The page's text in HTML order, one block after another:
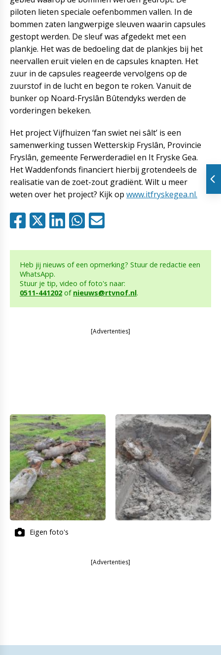
piloten lieten speciale oefenbommen vallen. In de
bommen zaten langwerpige sleuven waarin capsules
gestopt werden. De sleuf was afgedekt met een
plankje. Het was de bedoeling dat de plankjes bij het
neervallen eruit vielen en de capsules knapten. Het
zuur in de capsules reageerde vervolgens op de
zuurstof in de lucht en begon te roken. Vanuit de
bunker op Noard-Fryslân Bûtendyks werden de
vorderingen bekeken.
Het project Vijfhuizen ‘fan swiet nei sâlt’ is een
samenwerking tussen Wetterskip Fryslân, Provincie
Fryslân, gemeente Ferwerderadiel en It Fryske Gea.
Het Waddenfonds financiert hierbij grotendeels de
realisatie van de zoet-zout gradiënt. Wilt u meer
weten over het project? Kijk op www.itfryskegea.nl.
Heb jij nieuws of een opmerking? Stuur de redactie een
WhatsApp.
Stuur je tip, video of foto's naar:
0511-441202 of nieuws@rtvnof.nl.
[Advertenties]
Eigen foto's
[Advertenties]